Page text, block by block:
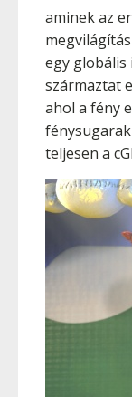
aminek az
egy globális
származtat
ahol a fény
teljesen a